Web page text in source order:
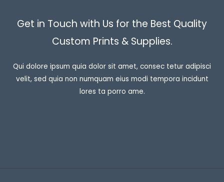
Get in Touch with Us for the Best Quality
Custom Prints & Supplies.
Qui dolore ipsum quia dolor sit amet, consec tetur adipisci
velit, sed quia non numquam eius modi tempora incidunt
lores ta porro ame.